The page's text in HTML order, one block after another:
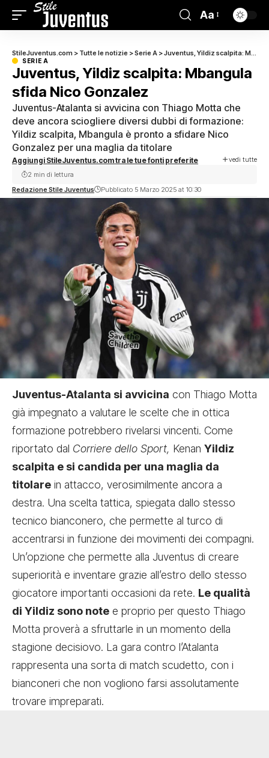
Aa
StileJuventus.com > Tutte le notizie >Serie A >Juventus, Yildiz scalpita: Mbangula sfida Nico Gonzalez
SERIE A
Juventus, Yildiz scalpita: Mbangula
sfida Nico Gonzalez
Juventus-Atalanta si avvicina con Thiago Motta che
deve ancora sciogliere diversi dubbi di formazione:
Yildiz scalpita, Mbangula è pronto a sfidare Nico
Gonzalez per una maglia da titolare
Aggiungi StileJuventus.com tra le tue fonti preferite vedi tutte
Redazione Stile Juventus Pubblicato 5 Marzo 2025 at 10:30
2 min di lettura
Juventus-Atalanta si avvicina con Thiago Motta
già impegnato a valutare le scelte che in ottica
formazione potrebbero rivelarsi vincenti. Come
riportato dal Corriere dello Sport, Kenan Yildiz
scalpita e si candida per una maglia da
titolare in attacco, verosimilmente ancora a
destra. Una scelta tattica, spiegata dallo stesso
tecnico bianconero, che permette al turco di
accentrarsi in funzione dei movimenti dei compagni.
Un’opzione che permette alla Juventus di creare
superiorità e inventare grazie all’estro dello stesso
giocatore importanti occasioni da rete. Le qualità
di Yildiz sono note e proprio per questo Thiago
Motta proverà a sfruttarle in un momento della
stagione decisiovo. La gara contro l’Atalanta
rappresenta una sorta di match scudetto, con i
bianconeri che non vogliono farsi assolutamente
trovare impreparati.